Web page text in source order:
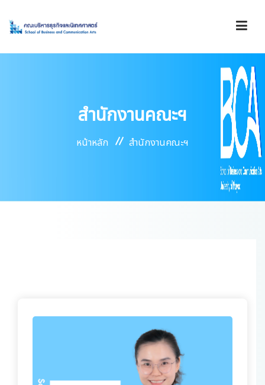
บริการ
สำนักงานคณะฯ
หน้าหลัก สำนักงานคณะฯ